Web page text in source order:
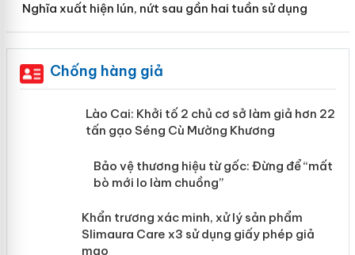
Nghĩa xuất hiện lún, nứt sau gần hai tuần sử dụng
Chống hàng giả
Lào Cai: Khởi tố 2 chủ cơ sở làm giả
hơn 22 tấn gạo Séng Cù Mường
Bảo vệ thương hiệu từ gốc: Đừng để
“mất bò mới lo làm chuồng”